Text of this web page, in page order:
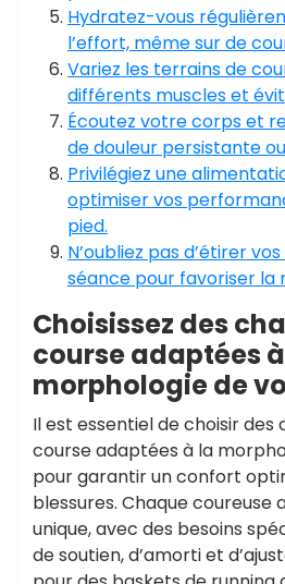
Hydratez-vous
l’effort, même sur de
Variez les terrains de
différents muscles et
Écoutez votre corps et
de douleur persistante
Privilégiez une
optimiser vos
pied.
N’oubliez pas d’étirer
séance pour favoriser la
Choisissez des
course adaptées
morphologie de
Il est essentiel de choisir des
course adaptées à la
pour garantir un confort
blessures. Chaque coureuse
unique, avec des besoins
de soutien, d’amorti et